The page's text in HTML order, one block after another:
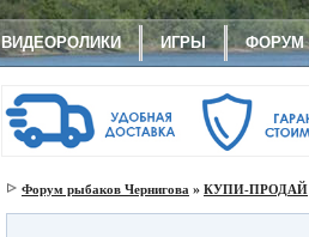
ВИДЕОРОЛИКИ ИГРЫ ФОРУМ
Форум рыбаков Чернигова » КУПИ-ПРОДАЙ